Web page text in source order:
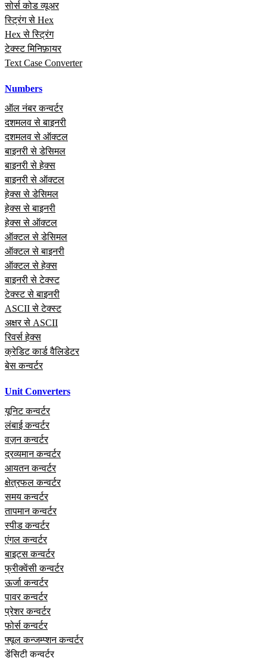
सोर्स कोड व्यूअर
स्ट्रिंग से Hex
Hex से स्ट्रिंग
टेक्स्ट मिनिफ़ायर
Text Case Converter
Numbers
ऑल नंबर कन्वर्टर
दशमलव से बाइनरी
दशमलव से ऑक्टल
बाइनरी से डेसिमल
बाइनरी से हेक्स
बाइनरी से ऑक्टल
हेक्स से डेसिमल
हेक्स से बाइनरी
हेक्स से ऑक्टल
ऑक्टल से डेसिमल
ऑक्टल से बाइनरी
ऑक्टल से हेक्स
बाइनरी से टेक्स्ट
टेक्स्ट से बाइनरी
ASCII से टेक्स्ट
अक्षर से ASCII
रिवर्स हेक्स
क्रेडिट कार्ड वैलिडेटर
बेस कन्वर्टर
Unit Converters
यूनिट कन्वर्टर
लंबाई कन्वर्टर
वज़न कन्वर्टर
द्रव्यमान कन्वर्टर
आयतन कन्वर्टर
क्षेत्रफल कन्वर्टर
समय कन्वर्टर
तापमान कन्वर्टर
स्पीड कन्वर्टर
एंगल कन्वर्टर
बाइट्स कन्वर्टर
फ्रीक्वेंसी कन्वर्टर
ऊर्जा कन्वर्टर
पावर कन्वर्टर
प्रेशर कन्वर्टर
फोर्स कन्वर्टर
फ्यूल कन्जम्प्शन कन्वर्टर
डेंसिटी कन्वर्टर